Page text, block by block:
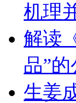
机理
解读
品”的
生姜